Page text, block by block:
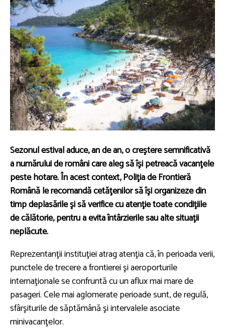
Sezonul estival aduce, an de an, o creştere semnificativă
a numărului de români care aleg să îşi petreacă vacanţele
peste hotare. În acest context, Poliţia de Frontieră
Română le recomandă cetăţenilor să îşi organizeze din
timp deplasările şi să verifice cu atenţie toate condiţiile
de călătorie, pentru a evita întârzierile sau alte situaţii
neplăcute.
Reprezentanţii instituţiei atrag atenţia că, în perioada verii,
punctele de trecere a frontierei şi aeroporturile
internaţionale se confruntă cu un aflux mai mare de
pasageri. Cele mai aglomerate perioade sunt, de regulă,
sfârşiturile de săptămână şi intervalele asociate
minivacanţelor.